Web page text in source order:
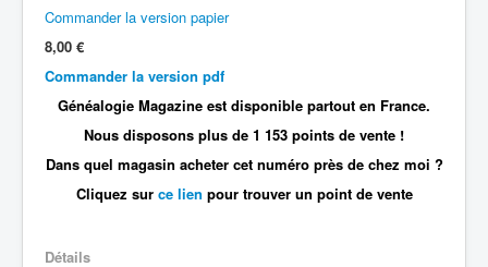
Commander la version papier
8,00 €
Commander la version pdf
Généalogie Magazine est disponible partout en France.
Nous disposons plus de 1 153 points de vente !
Dans quel magasin acheter cet numéro près de chez moi ?
Cliquez sur ce lien pour trouver un point de vente
Détails